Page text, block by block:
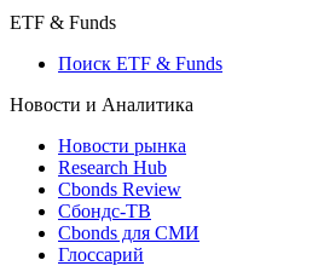
ETF & Funds
Поиск ETF & Funds
Новости и Аналитика
Новости рынка
Research Hub
Cbonds Review
Сбондс-ТВ
Cbonds для СМИ
Глоссарий